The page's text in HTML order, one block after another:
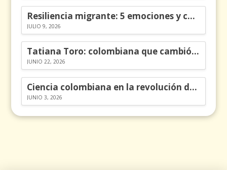
Resiliencia migrante: 5 emociones y cómo gestionarlas
JULIO 9, 2026
Tatiana Toro: colombiana que cambió la historia de las matemáticas
JUNIO 22, 2026
Ciencia colombiana en la revolución de los órganos en chips
JUNIO 3, 2026